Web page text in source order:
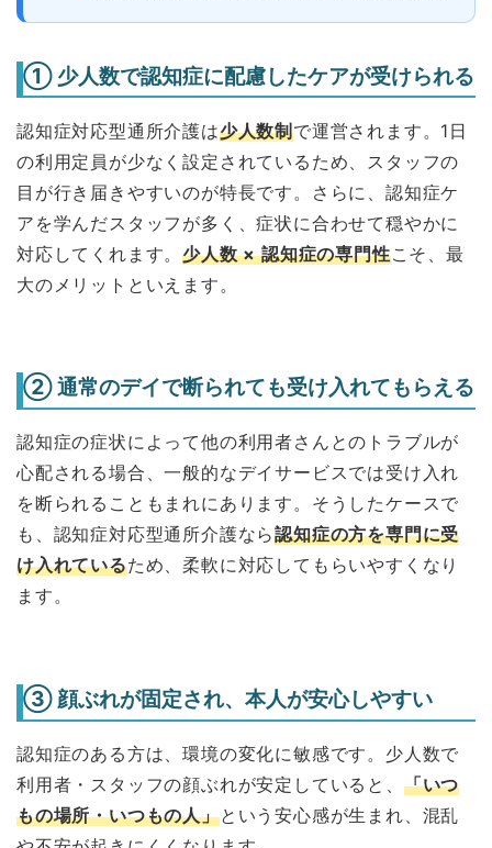
① 少人数で認知症に配慮したケアが受けられる
認知症対応型通所介護は少人数制で運営されます。1日
の利用定員が少なく設定されているため、スタッフの
目が行き届きやすいのが特長です。さらに、認知症ケ
アを学んだスタッフが多く、症状に合わせて穏やかに
対応してくれます。少人数 × 認知症の専門性こそ、最
大のメリットといえます。
② 通常のデイで断られても受け入れてもらえる
認知症の症状によって他の利用者さんとのトラブルが
心配される場合、一般的なデイサービスでは受け入れ
を断られることもまれにあります。そうしたケースで
も、認知症対応型通所介護なら認知症の方を専門に受
け入れているため、柔軟に対応してもらいやすくなり
ます。
③ 顔ぶれが固定され、本人が安心しやすい
認知症のある方は、環境の変化に敏感です。少人数で
利用者・スタッフの顔ぶれが安定していると、 「いつ
もの場所・いつもの人」という安心感が生まれ、混乱